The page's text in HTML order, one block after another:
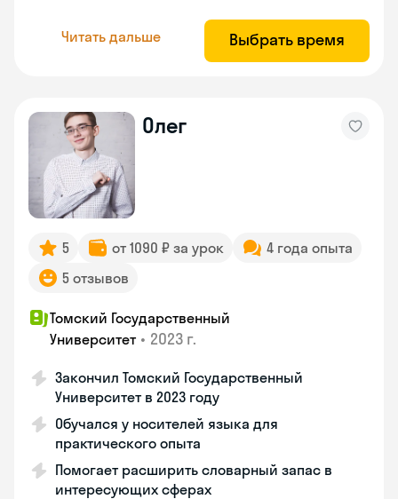
Читать дальше Выбрать время
Олег
5 от 1090 ₽ за урок
4 года опыта
5 отзывов
Томский Государственный
Университет • 2023 г.
Закончил Томский Государственный
Университет в 2023 году
Обучался у носителей языка для
практического опыта
Помогает расширить словарный запас в
интересующих сферах